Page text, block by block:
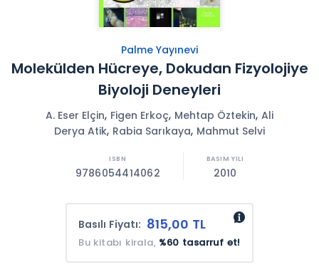
Palme Yayınevi
Molekülden Hücreye, Dokudan Fizyolojiye
Biyoloji Deneyleri
A. Eser Elçin, Figen Erkoç, Mehtap Öztekin, Ali
Derya Atik, Rabia Sarıkaya, Mahmut Selvi
9786054414062 2010
Basılı Fiyatı: 815,00 TL
Bu kitabı kirala, %60 tasarruf et!